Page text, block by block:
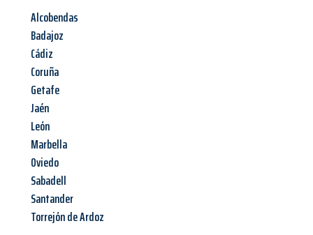
Alcobendas
Badajoz
Cádiz
Coruña
Getafe
Jaén
León
Marbella
Oviedo
Sabadell
Santander
Torrejón de Ardoz